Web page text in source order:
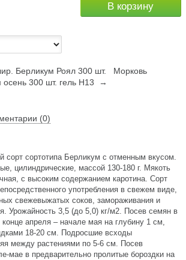
В корзину
Берликум Роял 300 шт.
Морковь
осень 300 шт. гель Н13 →
(0)
сорт сортотипа Берликум с отменным вкусом.
цилиндрические, массой 130-180 г. Мякоть
с высоким содержанием каротина. Сорт
употребления в свежем виде,
свежевыжатых соков, замораживания и
Урожайность 3,5 (до 5,0) кг/м2. Посев семян в
конце апреля – начале мая на глубину 1 см,
18-20 см. Подросшие всходы
между растениями по 5-6 см. Посев
мае в предварительно пролитые бороздки на